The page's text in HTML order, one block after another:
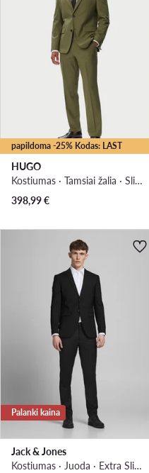
papildoma -25% Kodas: LAST
HUGO
Kostiumas · Tamsiai žalia · Slim Fit
398,99€
Palanki kaina
Jack & Jones
Kostiumas · Juoda · Extra Slim Fit